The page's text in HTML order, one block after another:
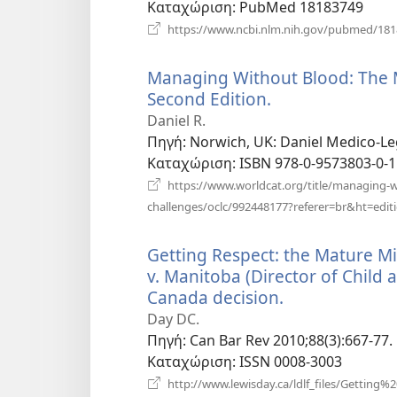
Καταχώριση‎: PubMed 18183749
https://www.ncbi.nlm.nih.gov/pubmed/
Managing Without Blood: The
Second Edition.
παράθυρο)
Daniel R.
Πηγή‎: Norwich, UK: Daniel Medico-
Καταχώριση‎: ISBN 978-0-9573803-0-1
https://www.worldcat.org/title/managing-
challenges/oclc/
Getting Respect: the Mature
v. Manitoba (Director of Child
Canada decision.
παράθυρο)
Day DC.
Πηγή‎: Can Bar Rev 2010;88(3):667-77.
Καταχώριση‎: ISSN 0008-3003
http://www.lewisday.ca/ldlf_files/